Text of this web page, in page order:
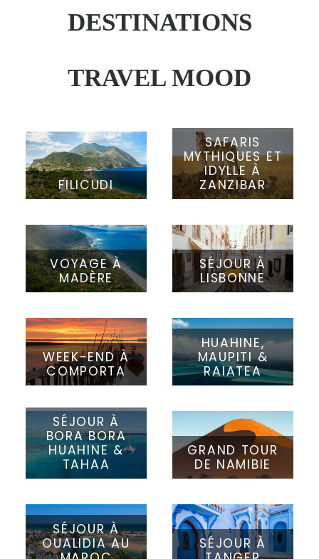
DESTINATIONS
TRAVEL MOOD
FILICUDI
SAFARIS
MYTHIQUES ET
IDYLLE À
ZANZIBAR
VOYAGE À
MADÈRE
SÉJOUR À
LISBONNE
WEEK-END À
COMPORTA
HUAHINE,
MAUPITI &
RAIATEA
SÉJOUR À
BORA BORA
HUAHINE &
TAHAA
GRAND TOUR
DE NAMIBIE
SÉJOUR À
OUALIDIA AU
SÉJOUR À